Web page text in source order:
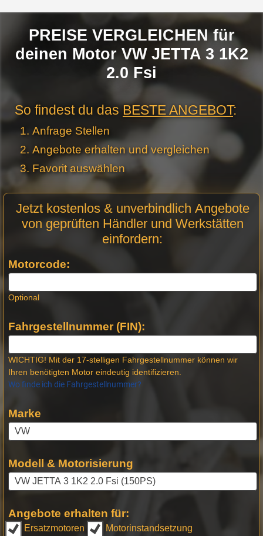
PREISE VERGLEICHEN für
deinen Motor VW JETTA 3 1K2
2.0 Fsi
So findest du dasBESTE ANGEBOT:
Anfrage Stellen
Angebote erhalten und vergleichen
Favorit auswählen
Anfrage
Stellen -
Jetzt kostenlos & unverbindlich Angebote
von geprüften Händler und Werkstätten
einfordern:
Motorcode:
Optional
Fahrgestellnummer (FIN):
WICHTIG! Mit der 17-stelligen Fahrgestellnummer können wir
Ihren benötigten Motor eindeutig identifizieren.
Wo finde ich die Fahrgestellnummer?
Marke
Modell & Motorisierung
Angebote erhalten für:
Ersatzmotoren Motorinstandsetzung